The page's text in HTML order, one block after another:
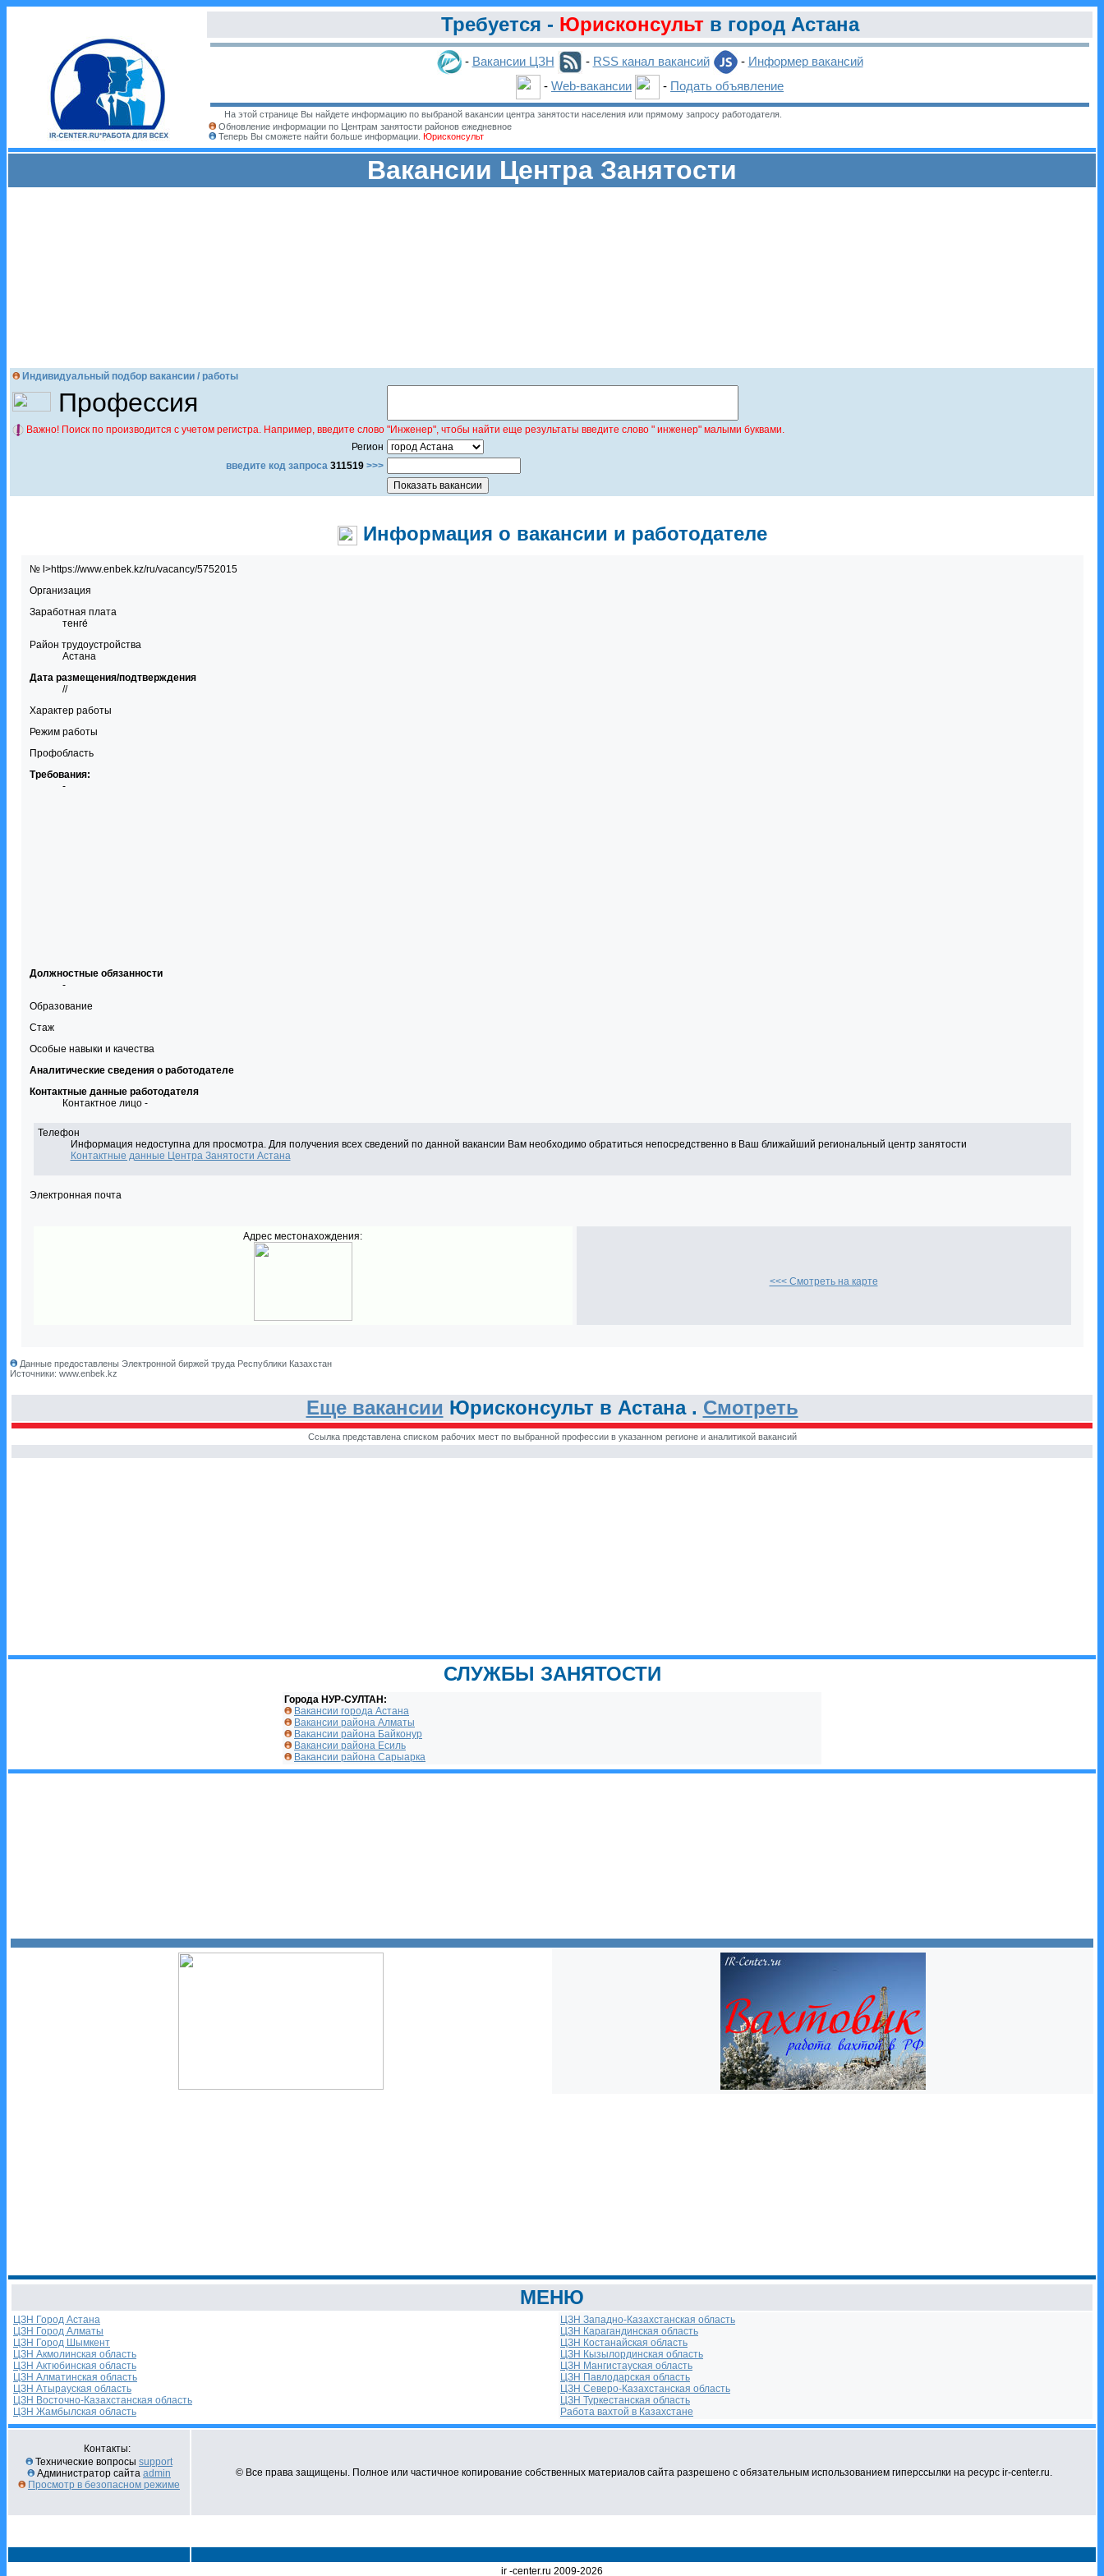
Требуется - Юрисконсульт в город Астана
- Вакансии ЦЗН - RSS канал вакансий - Информер вакансий
- Web-вакансии - Подать объявление
На этой странице Вы найдете информацию по выбраной вакансии центра занятости населения или прямому запросу работодателя.
Обновление информации по Центрам занятости районов ежедневное
Теперь Вы сможете найти больше информации. Юрисконсульт
Вакансии Центра Занятости
Индивидуальный подбор вакансии / работы
Профессия
Важно! Поиск по производится с учетом регистра. Например, введите слово "Инженер", чтобы найти еще результаты введите слово " инженер" малыми буквами.
Регион
введите код запроса 311519 >>>
Информация о вакансии и работодателе
№ l>https://www.enbek.kz/ru/vacancy/5752015
Организация
Заработная плата
тенге́
Район трудоустройства
Астана
Дата размещения/подтверждения
//
Характер работы
Режим работы
Профобласть
Требования:
-
Должностные обязанности
-
Образование
Стаж
Особые навыки и качества
Аналитические сведения о работодателе
Контактные данные работодателя
Контактное лицо -
Телефон
Информация недоступна для просмотра. Для получения всех сведений по данной вакансии Вам необходимо обратиться непосредственно в Ваш ближайший региональный центр занятости
Контактные данные Центра Занятости Астана
Электронная почта
Адрес местонахождения:
<<< Смотреть на карте
Данные предоставлены Электронной биржей труда Республики Казахстан
Источники: www.enbek.kz
Еще вакансии Юрисконсульт в Астана . Смотреть
Ссылка представлена списком рабочих мест по выбранной профессии в указанном регионе и аналитикой вакансий
СЛУЖБЫ ЗАНЯТОСТИ
Города НУР-СУЛТАН:
Вакансии города Астана
Вакансии района Алматы
Вакансии района Байконур
Вакансии района Есиль
Вакансии района Сарыарка
МЕНЮ
ЦЗН Город Астана
ЦЗН Город Алматы
ЦЗН Город Шымкент
ЦЗН Акмолинская область
ЦЗН Актюбинская область
ЦЗН Алматинская область
ЦЗН Атырауская область
ЦЗН Восточно-Казахстанская область
ЦЗН Жамбылская область
ЦЗН Западно-Казахстанская область
ЦЗН Карагандинская область
ЦЗН Костанайская область
ЦЗН Кызылординская область
ЦЗН Мангистауская область
ЦЗН Павлодарская область
ЦЗН Северо-Казахстанская область
ЦЗН Туркестанская область
Работа вахтой в Казахстане
Контакты:
Технические вопросы support
Администратор сайта admin
Просмотр в безопасном режиме
© Все права защищены. Полное или частичное копирование собственных материалов сайта разрешено с обязательным использованием гиперссылки на ресурс ir-center.ru.
ir -center.ru 2009-2026